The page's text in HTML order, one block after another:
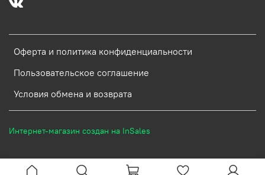
Оферта и политика конфиденциальности
Пользовательское соглашение
Условия обмена и возврата
Интернет-магазин создан на InSales